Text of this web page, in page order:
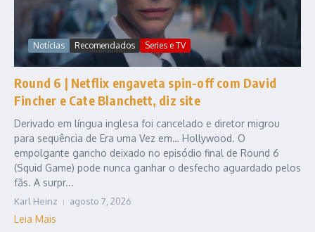
Notícias Recomendados Series e TV
Round 6 | Netflix engaveta spin-off com David
Fincher e Cate Blanchett, diz site
Derivado em língua inglesa foi cancelado e diretor migrou
para sequência de Era uma Vez em… Hollywood. O
empolgante gancho deixado no episódio final de Round 6
(Squid Game) pode nunca ganhar o desfecho aguardado pelos
fãs. A surpr...
Karl Heinz agosto 7, 2026
Leia Mais